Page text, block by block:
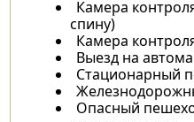
Камера
спину)
Камера
Выезд на
Стационарный
Опасный